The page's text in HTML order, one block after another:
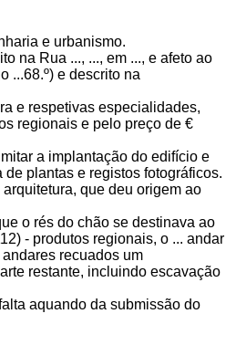
e urbanismo.
na Rua ..., ..., em ..., e afeto ao
...68.º) e descrito na
e respetivas especialidades,
regionais e pelo preço de €
a implantação do edifício e
plantas e registos fotográficos.
que deu origem ao
o rés do chão se destinava ao
- produtos regionais, o ... andar
recuados um
restante, incluindo escavação
aquando da submissão do